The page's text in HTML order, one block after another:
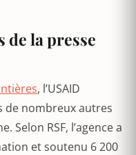
de la presse
, l’USAID
de nombreux autres
Selon RSF, l’agence a
et soutenu 6 200